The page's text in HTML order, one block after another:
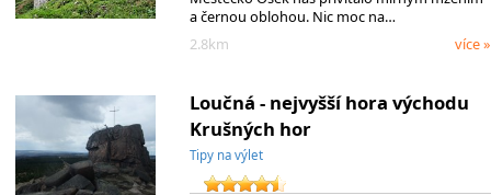
a černou oblohou. Nic moc na…
2.8km
více »
Loučná - nejvyšší hora východu
Krušných hor
Tipy na výlet